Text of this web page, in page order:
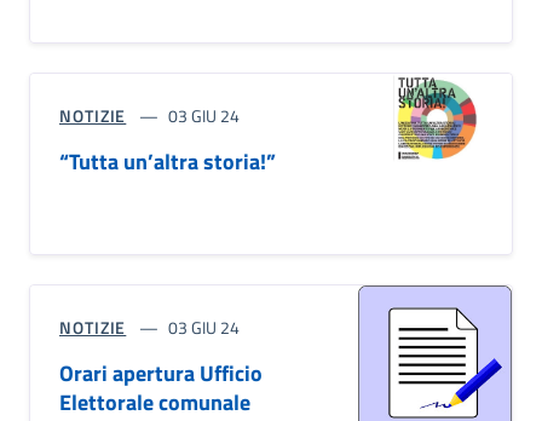
NOTIZIE 03 GIU 24
“Tutta un’altra storia!”
NOTIZIE 03 GIU 24
Orari apertura Ufficio
Elettorale comunale